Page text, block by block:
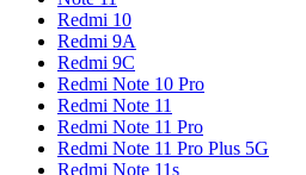
Redmi 10
Redmi 9A
Redmi 9C
Redmi Note 10 Pro
Redmi Note 11
Redmi Note 11 Pro
Redmi Note 11 Pro Plus 5G
Redmi Note 11s